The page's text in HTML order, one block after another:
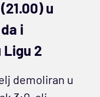
u
i
2
demoliran u